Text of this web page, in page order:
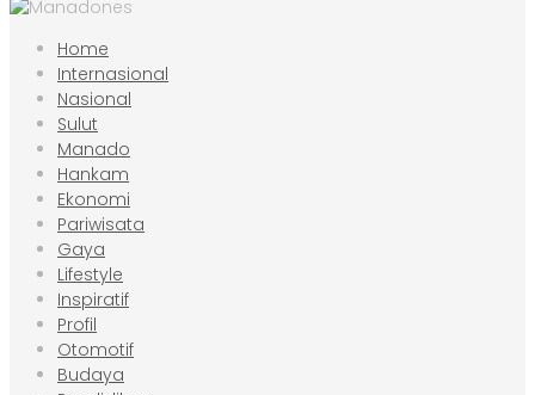
Home
Internasional
Nasional
Sulut
Manado
Hankam
Ekonomi
Pariwisata
Gaya
Lifestyle
Inspiratif
Profil
Otomotif
Budaya